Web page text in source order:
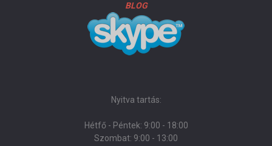
BLOG
Nyitva tartás:
Hétfő - Péntek: 9:00 - 18:00
Szombat: 9:00 - 13:00